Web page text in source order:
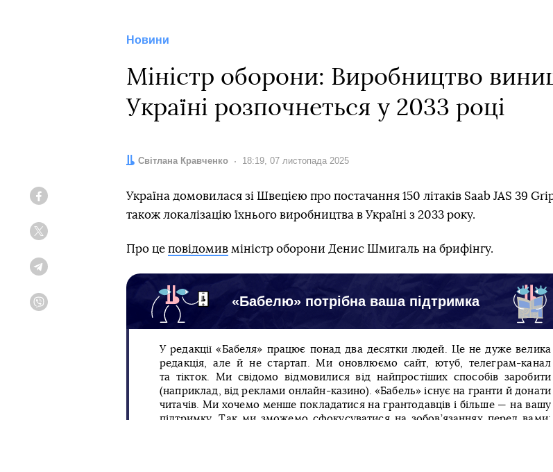
Новини
Міністр оборони: Виробництво
Україні розпочнеться у 2033 році
Автор:
Світлана Кравченко Дата:
18:19, 07 листопада 2025
Україна домовилася зі Швецією про постачання 150 літаків Saab JAS 39
також локалізацію їхнього виробництва в Україні з 2033 року.
Про це повідомив міністр оборони Денис Шмигаль на брифінгу.
«Бабелю» потрібна ваша підтримка
У редакції «Бабеля» працює понад два десятки людей. Це не дуже велика
редакція, але й не стартап. Ми оновлюємо сайт, ютуб, телеграм-канал
та тікток. Ми свідомо відмовилися від найпростіших способів заробити
(наприклад, від реклами онлайн-казино). «Бабель» існує на гранти й донати
читачів. Ми хочемо менше покладатися на грантодавців і більше — на вашу
підтримку. Так ми зможемо сфокусуватися на зобов’язаннях перед вами: